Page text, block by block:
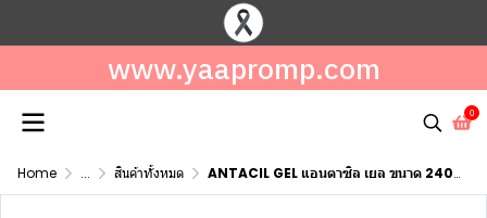
www.yaapromp.com
0
Home ... สินค้าทั้งหมด ANTACIL GEL แอนตาซิล เยล ขนาด 240 มล.**จำกัดการสั่งซื้อ 6 ขวด/ครั้ง**